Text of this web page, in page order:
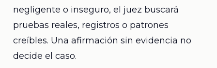
negligente o inseguro, el juez buscará
pruebas reales, registros o patrones
creíbles. Una afirmación sin evidencia no
decide el caso.